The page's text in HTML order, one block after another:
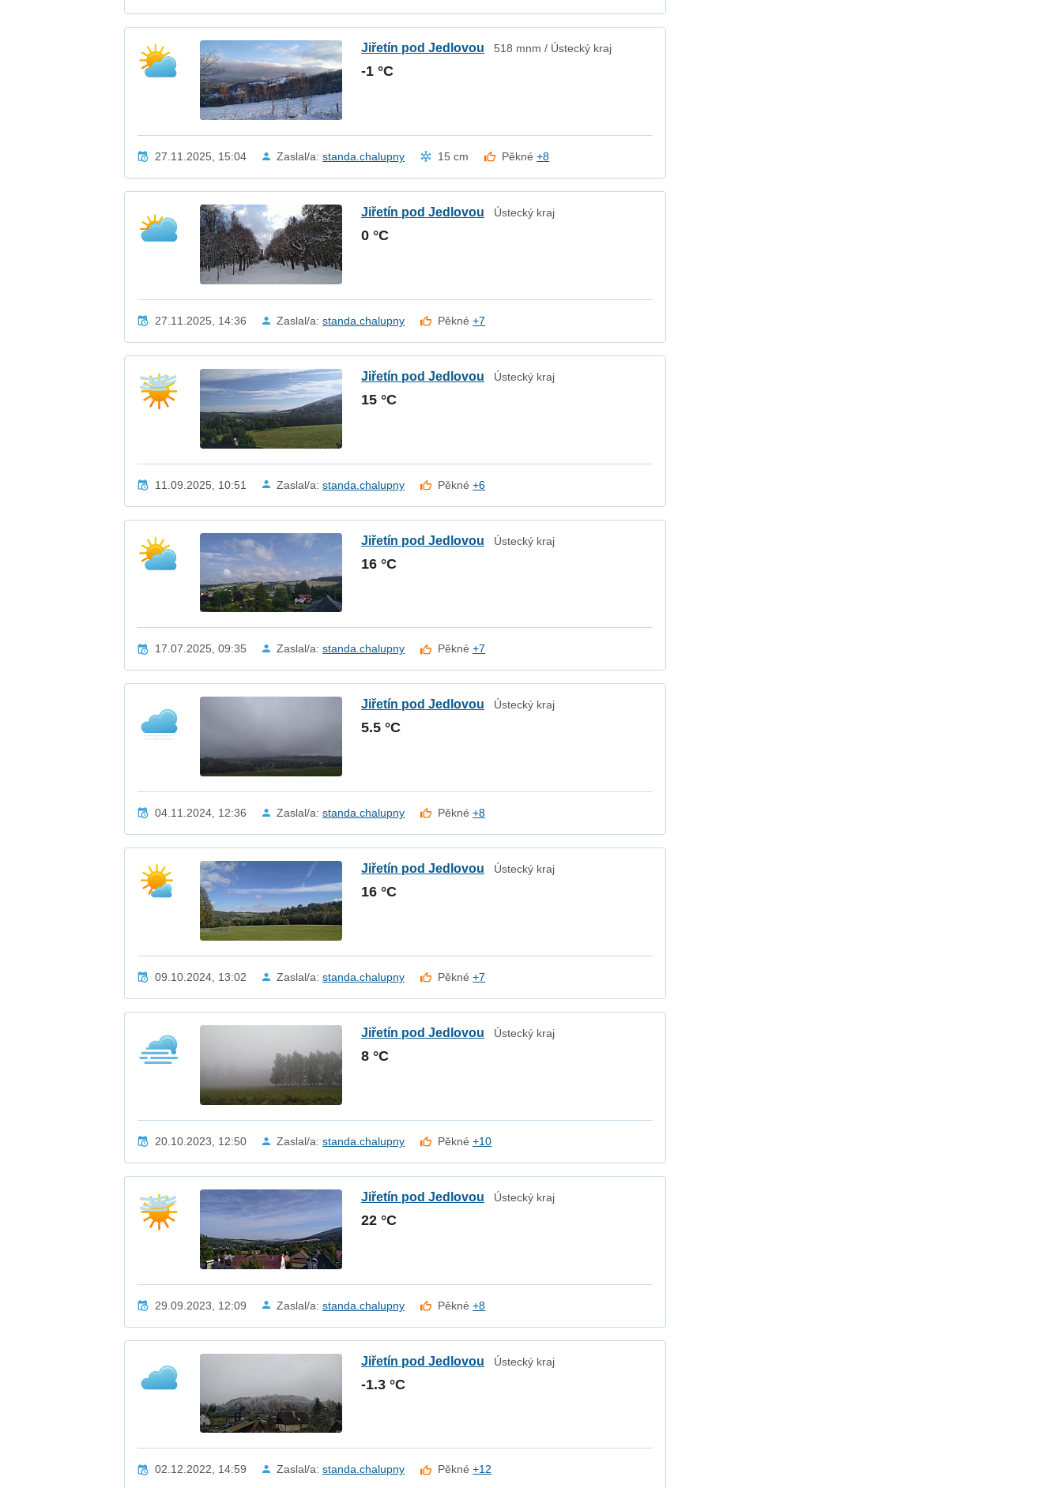
Jiřetín pod Jedlovou 518 mnm / Ústecký kraj
-1 °C
27.11.2025, 15:04 Zaslal/a:standa.chalupny 15 cm Pěkné+8
Jiřetín pod Jedlovou Ústecký kraj
0 °C
27.11.2025, 14:36 Zaslal/a:standa.chalupny Pěkné+7
Jiřetín pod Jedlovou Ústecký kraj
15 °C
11.09.2025, 10:51 Zaslal/a:standa.chalupny Pěkné+6
Jiřetín pod Jedlovou Ústecký kraj
16 °C
17.07.2025, 09:35 Zaslal/a:standa.chalupny Pěkné+7
Jiřetín pod Jedlovou Ústecký kraj
5.5 °C
04.11.2024, 12:36 Zaslal/a:standa.chalupny Pěkné+8
Jiřetín pod Jedlovou Ústecký kraj
16 °C
09.10.2024, 13:02 Zaslal/a:standa.chalupny Pěkné+7
Jiřetín pod Jedlovou Ústecký kraj
8 °C
20.10.2023, 12:50 Zaslal/a:standa.chalupny Pěkné+10
Jiřetín pod Jedlovou Ústecký kraj
22 °C
29.09.2023, 12:09 Zaslal/a:standa.chalupny Pěkné+8
Jiřetín pod Jedlovou Ústecký kraj
-1.3 °C
02.12.2022, 14:59 Zaslal/a:standa.chalupny Pěkné+12